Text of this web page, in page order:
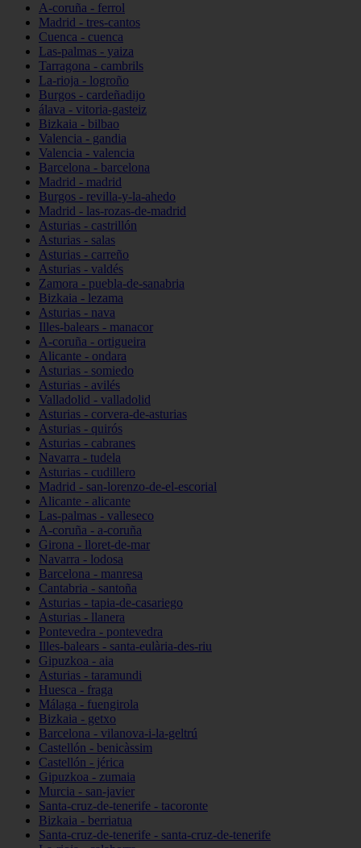
A-coruña - ferrol
Madrid - tres-cantos
Cuenca - cuenca
Las-palmas - yaiza
Tarragona - cambrils
La-rioja - logroño
Burgos - cardeñadijo
álava - vitoria-gasteiz
Bizkaia - bilbao
Valencia - gandia
Valencia - valencia
Barcelona - barcelona
Madrid - madrid
Burgos - revilla-y-la-ahedo
Madrid - las-rozas-de-madrid
Asturias - castrillón
Asturias - salas
Asturias - carreño
Asturias - valdés
Zamora - puebla-de-sanabria
Bizkaia - lezama
Asturias - nava
Illes-balears - manacor
A-coruña - ortigueira
Alicante - ondara
Asturias - somiedo
Asturias - avilés
Valladolid - valladolid
Asturias - corvera-de-asturias
Asturias - quirós
Asturias - cabranes
Navarra - tudela
Asturias - cudillero
Madrid - san-lorenzo-de-el-escorial
Alicante - alicante
Las-palmas - valleseco
A-coruña - a-coruña
Girona - lloret-de-mar
Navarra - lodosa
Barcelona - manresa
Cantabria - santoña
Asturias - tapia-de-casariego
Asturias - llanera
Pontevedra - pontevedra
Illes-balears - santa-eulària-des-riu
Gipuzkoa - aia
Asturias - taramundi
Huesca - fraga
Málaga - fuengirola
Bizkaia - getxo
Barcelona - vilanova-i-la-geltrú
Castellón - benicàssim
Castellón - jérica
Gipuzkoa - zumaia
Murcia - san-javier
Santa-cruz-de-tenerife - tacoronte
Bizkaia - berriatua
Santa-cruz-de-tenerife - santa-cruz-de-tenerife